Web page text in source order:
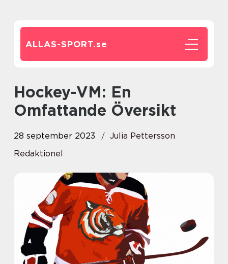
ALLAS-SPORT.se
Hockey-VM: En
Omfattande Översikt
28 september 2023
Julia Pettersson
Redaktionel